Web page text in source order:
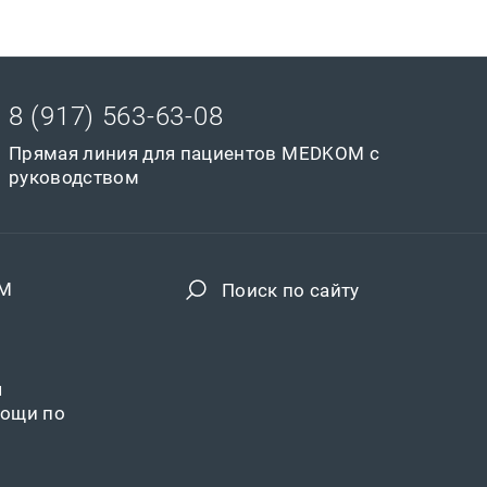
8 (917) 563-63-08
Прямая линия для пациентов MEDKOM с
руководством
по
Поиск по сайту